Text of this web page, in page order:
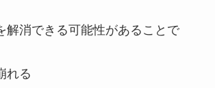
解消できる可能性があることで
れる